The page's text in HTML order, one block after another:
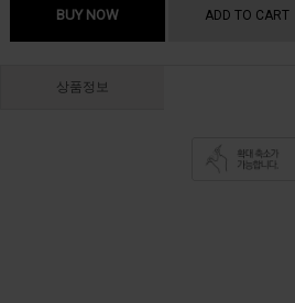
BUY NOW ADD TO CART
상품정보